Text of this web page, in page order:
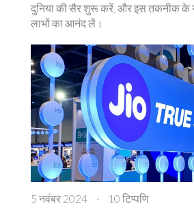
दुनिया की सैर शुरू करें, और इस तकनीक के
लाभों का आनंद लें।
5 नवंबर 2024 · 10 टिप्पणि